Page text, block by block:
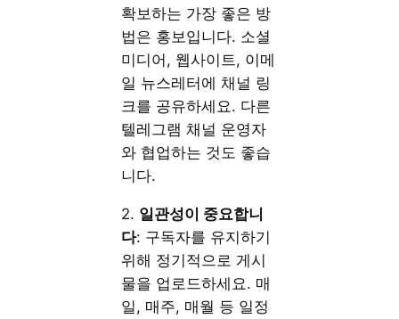
확보하는 가장 좋은 방
법은 홍보입니다. 소셜
미디어, 웹사이트, 이메
일 뉴스레터에 채널 링
크를 공유하세요. 다른
텔레그램 채널 운영자
와 협업하는 것도 좋습
니다.
2. 일관성이 중요합니
다: 구독자를 유지하기
위해 정기적으로 게시
물을 업로드하세요. 매
일, 매주, 매월 등 일정